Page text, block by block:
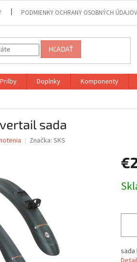
PODMIENKY OCHRANY OSOBNÝCH ÚDAJOV
HĽADAŤ
Prilby Doplnky Komponenty
sada
Značka: SKS
cena: